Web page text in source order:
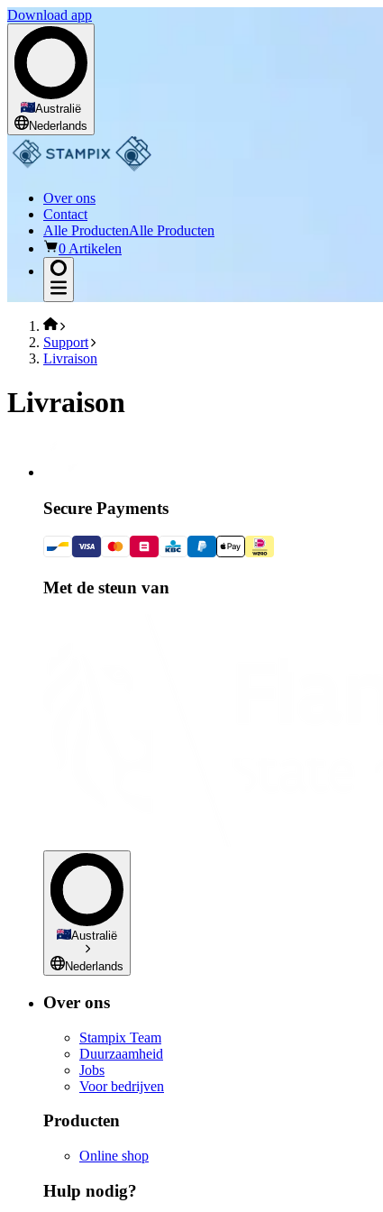
Download app
Australië
Nederlands
Over ons
Contact
Alle ProductenAlle Producten
0 Artikelen
Support
Livraison
Livraison
Secure Payments
Met de steun van
Australië
Nederlands
Over ons
Stampix Team
Duurzaamheid
Jobs
Voor bedrijven
Producten
Online shop
Hulp nodig?